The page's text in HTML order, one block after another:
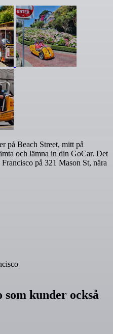
på Beach Street, mitt på
och lämna in din GoCar. Det
på 321 Mason St, nära
som kunder också